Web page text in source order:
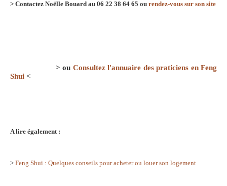
> Contactez Noëlle Bouard au 06 22 38 64 65 ou rendez-vous sur son site
> ou Consultez l'annuaire des praticiens en Feng
Shui <
A lire également :
> Feng Shui : Quelques conseils pour acheter ou louer son logement